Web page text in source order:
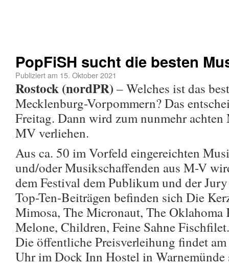
PopFiSH sucht die besten
Publiziert am 15. Oktober 2021
Rostock (nordPR)– Welches ist das
Mecklenburg-Vorpommern? Das
Freitag. Dann wird zum nunmehr
MV verliehen.
Aus ca. 50 im Vorfeld eingereichten
und/oder Musikschaffenden aus M-V
dem Festival dem Publikum und der
Top-Ten-Beiträgen befinden sich Die
Mimosa, The Micronaut, The Oklahoma
Melone, Children, Feine Sahne Fischfilet.
Die öffentliche Preisverleihung findet
Uhr im Dock Inn Hostel in Warnemünde